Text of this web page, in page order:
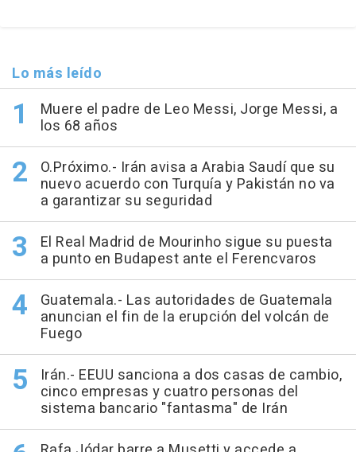
Lo más leído
Muere el padre de Leo Messi, Jorge Messi, a
los 68 años
O.Próximo.- Irán avisa a Arabia Saudí que su
nuevo acuerdo con Turquía y Pakistán no va
a garantizar su seguridad
El Real Madrid de Mourinho sigue su puesta
a punto en Budapest ante el Ferencvaros
Guatemala.- Las autoridades de Guatemala
anuncian el fin de la erupción del volcán de
Fuego
Irán.- EEUU sanciona a dos casas de cambio,
cinco empresas y cuatro personas del
sistema bancario "fantasma" de Irán